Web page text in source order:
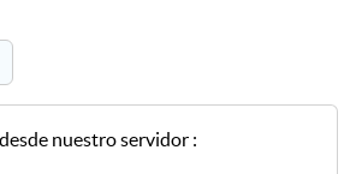
nuestro servidor :